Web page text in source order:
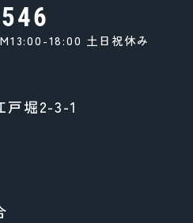
18:00 土日祝休み
戸堀2-3-1